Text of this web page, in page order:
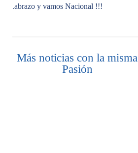
.abrazo y vamos Nacional !!!
Más noticias con la misma
Pasión